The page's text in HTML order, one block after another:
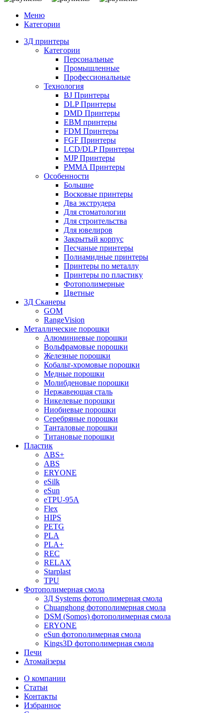
Меню
Категории
3Д принтеры
Категории
Персональные
Промышленные
Профессиональные
Технология
BJ Принтеры
DLP Принтеры
DMD Принтеры
EBM принтеры
FDM Принтеры
FGF Принтеры
LCD/DLP Принтеры
MJP Принтеры
PMMA Принтеры
Особенности
Большие
Восковые принтеры
Два экструдера
Для стоматологии
Для строительства
Для ювелиров
Закрытый корпус
Песчаные принтеры
Полиамидные принтеры
Принтеры по металлу
Принтеры по пластику
Фотополимерные
Цветные
3Д Сканеры
GOM
RangeVision
Металлические порошки
Алюминиевые порошки
Вольфрамовые порошки
Железные порошки
Кобальт-хромовые порошки
Медные порошки
Молибденовые порошки
Нержавеющая сталь
Никелевые порошки
Ниобиевые порошки
Серебряные порошки
Танталовые порошки
Титановые порошки
Пластик
ABS+
ABS
ERYONE
eSilk
eSun
eTPU-95A
Flex
HIPS
PETG
PLA
PLA+
REC
RELAX
Starplast
TPU
Фотополимерная смола
3Д Systems фотополимерная смола
Chuanghong фотополимерная смола
DSM (Somos) фотополимерная смола
ERYONE
eSun фотополимерная смола
Kings3D фотополимерная смола
Печи
Атомайзеры
О компании
Статьи
Контакты
Избранное